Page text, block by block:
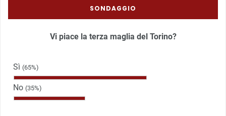
SONDAGGIO
Vi piace la terza maglia del Torino?
Sì (65%)
No (35%)